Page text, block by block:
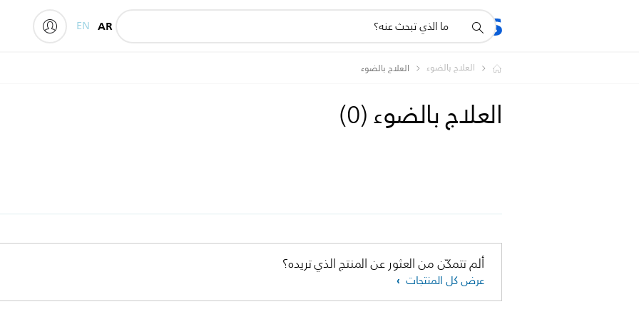
المنتجات
أيقونة
دعم
AR
EN
العلاج بالضوء العلاج بالضوء
العلاج بالضوء(
0
)
ألم تتمكّن من العثور عن المنتج الذي تريده؟
عرض كل المنتجات